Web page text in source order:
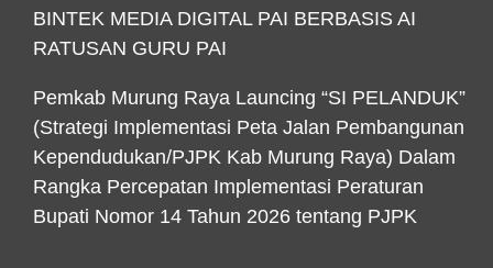
BINTEK MEDIA DIGITAL PAI BERBASIS AI
RATUSAN GURU PAI
Pemkab Murung Raya Launcing “SI PELANDUK”
(Strategi Implementasi Peta Jalan Pembangunan
Kependudukan/PJPK Kab Murung Raya) Dalam
Rangka Percepatan Implementasi Peraturan
Bupati Nomor 14 Tahun 2026 tentang PJPK